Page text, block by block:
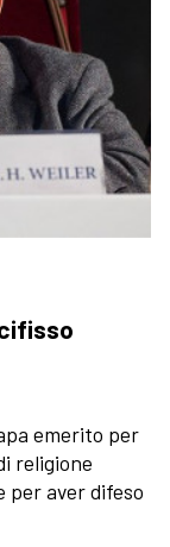
emerito per
religione
aver difeso